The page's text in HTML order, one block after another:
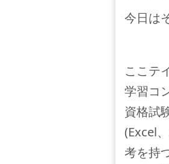
今日は
ここテ
学習コ
資格試
(Excel
考を持